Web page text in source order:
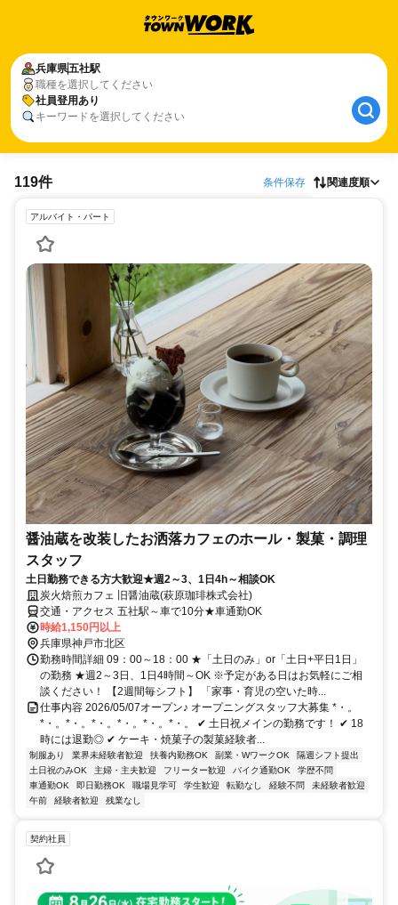
兵庫県五社駅
職種を選択してください
社員登用あり
キーワードを選択してください
119件 条件保存 関連度順
アルバイト・パート
醤油蔵を改装したお洒落カフェのホール・製菓・調理
スタッフ
土日勤務できる方大歓迎★週2～3、1日4h～相談OK
炭火焙煎カフェ 旧醤油蔵(萩原珈琲株式会社)
交通・アクセス 五社駅～車で10分★車通勤OK
時給1,150円以上
兵庫県神戸市北区
勤務時間詳細 09：00～18：00 ★「土日のみ」or「土日+平日1日」
の勤務 ★週2～3日、1日4時間～OK ※予定がある日はお気軽にご相
談ください！ 【2週間毎シフト】 「家事・育児の空いた時...
仕事内容 2026/05/07オープン♪ オープニングスタッフ大募集 *・。
*・。*・。*・。*・。*・。*・。 ✔ 土日祝メインの勤務です！ ✔ 18
時には退勤◎ ✔ ケーキ・焼菓子の製菓経験者...
制服あり 業界未経験者歓迎 扶養内勤務OK 副業・WワークOK
隔週シフト提出
土日祝のみOK
主婦・主夫歓迎 フリーター歓迎 バイク通勤OK
学歴不問
車通勤OK
即日勤務OK 職場見学可 学生歓迎 転勤なし 経験不問
未経験者歓迎
午前
経験者歓迎 残業なし
契約社員